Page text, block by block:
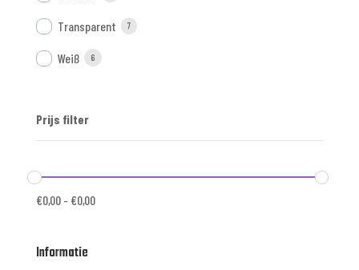
Transparent 7
Weiß 6
Prijs filter
€0,00- €0,00
Informatie